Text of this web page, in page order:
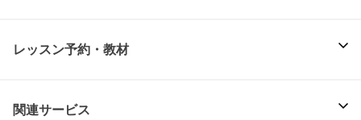
レッスン予約・教材
関連サービス